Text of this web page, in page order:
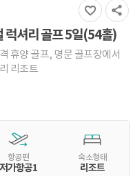
럭셔리 골프 5일(54홀)
휴양 골프, 명문 골프장에서
리조트
항공편
저가항공1
숙소형태
리조트